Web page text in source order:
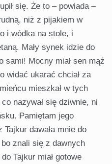
się. Że to – powiada –
niż z pijakiem w
i wódka na stole, i
Mały synek idzie do
sami! Mocny miał sen mąż
widać ukarać chciał za
mieszkał w tych
nazywał się dziwnie, ni
Pamiętam jego
dawała mnie do
znali się z dawnych
Tajkur miał gotowe